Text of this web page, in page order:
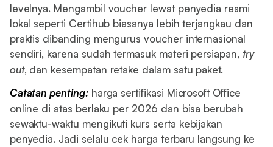
levelnya. Mengambil voucher lewat penyedia resmi
lokal seperti Certihub biasanya lebih terjangkau dan
praktis dibanding mengurus voucher internasional
sendiri, karena sudah termasuk materi persiapan, try
out, dan kesempatan retake dalam satu paket.
Catatan penting:harga sertifikasi Microsoft Office
online di atas berlaku per 2026 dan bisa berubah
sewaktu-waktu mengikuti kurs serta kebijakan
penyedia. Jadi selalu cek harga terbaru langsung ke